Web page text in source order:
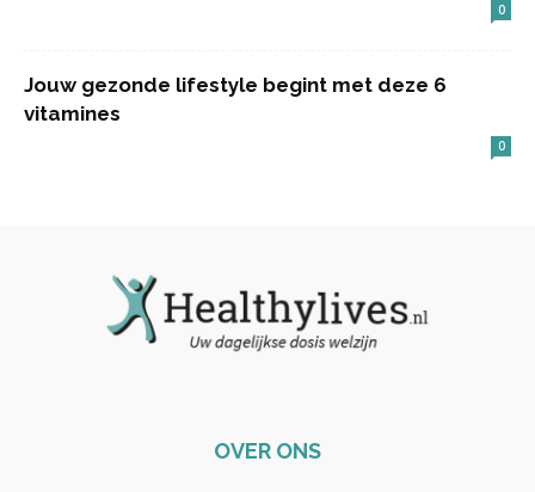
0
Jouw gezonde lifestyle begint met deze 6
vitamines
0
OVER ONS